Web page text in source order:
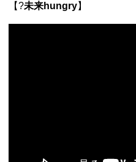
【?未来hungry】